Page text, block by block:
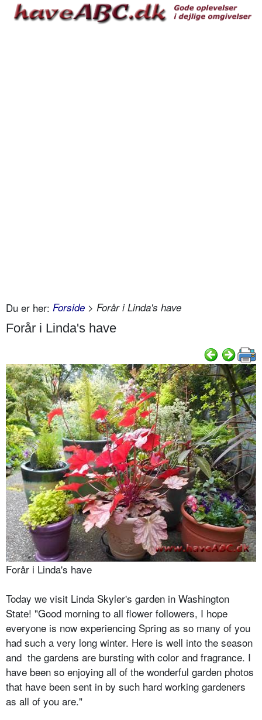
Du er her: Forside > Forår i Linda's have
Forår i Linda's have
Forår i Linda's have
Today we visit Linda Skyler's garden in Washington
State! "Good morning to all flower followers, I hope
everyone is now experiencing Spring as so many of you
had such a very long winter. Here is well into the season
and the gardens are bursting with color and fragrance. I
have been so enjoying all of the wonderful garden photos
that have been sent in by such hard working gardeners
as all of you are."